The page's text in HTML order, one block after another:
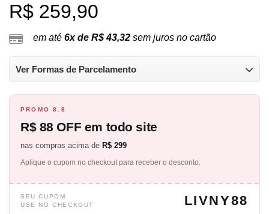
R$ 259,90
em até 6x de R$ 43,32 sem juros no cartão
Ver Formas de Parcelamento
PROMO 8.8
R$ 88 OFF em todo site
nas compras acima de R$ 299
Aplique o cupom no checkout para receber o desconto.
SEU CUPOM
USE NO CHECKOUT
LIVNY88